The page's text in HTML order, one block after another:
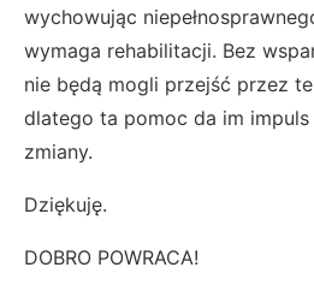
wychowując
wymaga rehabilitacji. Bez
nie będą mogli przejść przez
dlatego ta pomoc da im
zmiany.
Dziękuję.
DOBRO POWRACA!